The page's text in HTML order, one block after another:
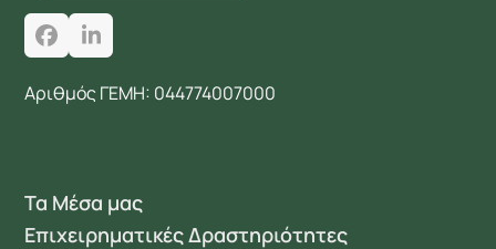
Facebook
LinkedIn
Αριθμός ΓΕΜΗ: 044774007000
Τα Μέσα μας
Επιχειρηματικές Δραστηριότητες